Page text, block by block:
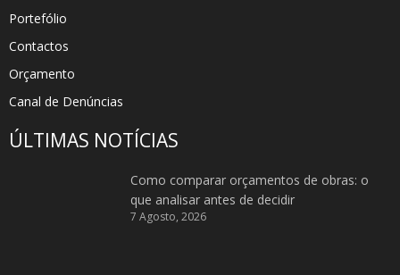
Portefólio
Contactos
Orçamento
Canal de Denúncias
ÚLTIMAS NOTÍCIAS
Como comparar orçamentos de obras: o
que analisar antes de decidir
7 Agosto, 2026